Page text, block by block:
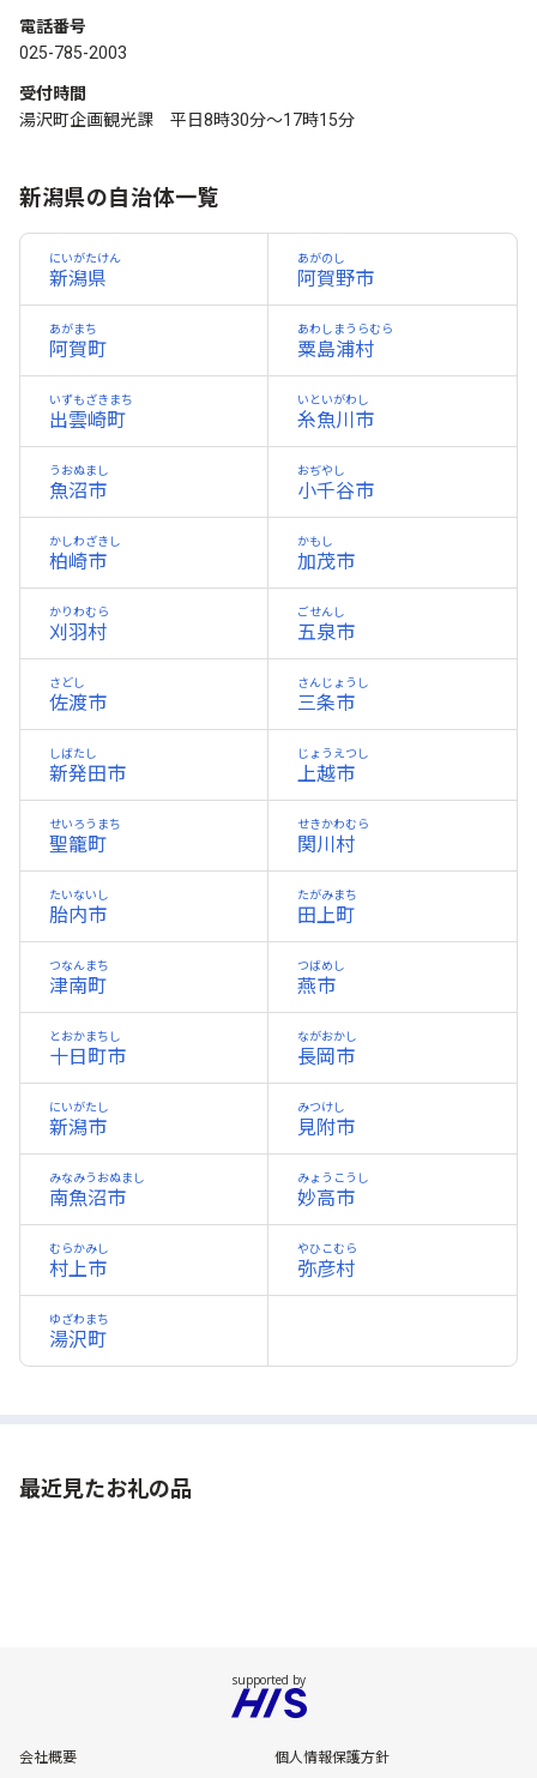
電話番号
025-785-2003
受付時間
湯沢町企画観光課 平日8時30分～17時15分
新潟県の自治体一覧
新潟県
にいがたけん
阿賀野市
あがのし
阿賀町
あがまち
粟島浦村
あわしまうらむら
出雲崎町
いずもざきまち
糸魚川市
いといがわし
魚沼市
うおぬまし
小千谷市
おぢやし
柏崎市
かしわざきし
加茂市
かもし
刈羽村
かりわむら
五泉市
ごせんし
佐渡市
さどし
三条市
さんじょうし
新発田市
しばたし
上越市
じょうえつし
聖籠町
せいろうまち
関川村
せきかわむら
胎内市
たいないし
田上町
たがみまち
津南町
つなんまち
燕市
つばめし
十日町市
とおかまちし
長岡市
ながおかし
新潟市
にいがたし
見附市
みつけし
南魚沼市
みなみうおぬまし
妙高市
みょうこうし
村上市
むらかみし
弥彦村
やひこむら
湯沢町
ゆざわまち
最近見たお礼の品
会社概要 個人情報保護方針